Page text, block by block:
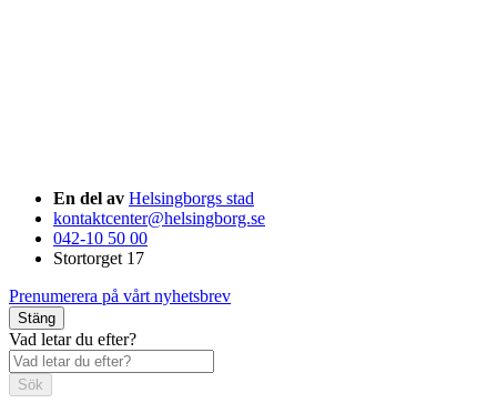
En del av Helsingborgs stad
kontaktcenter@helsingborg.se
042-10 50 00
Stortorget 17
Prenumerera på vårt nyhetsbrev
Stäng
Vad letar du efter?
Sök